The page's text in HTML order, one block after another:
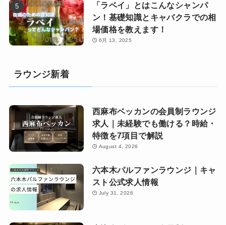
「ラベイ」とはこんなシャンパ
ン！基礎知識とキャバクラでの相
場価格を教えます！
6月 13, 2025
ラウンジ新着
西麻布ベッカンの会員制ラウンジ
求人｜未経験でも働ける？時給・
特徴を7項目で解説
August 4, 2026
六本木パルファンラウンジ｜キャ
スト公式求人情報
July 31, 2026